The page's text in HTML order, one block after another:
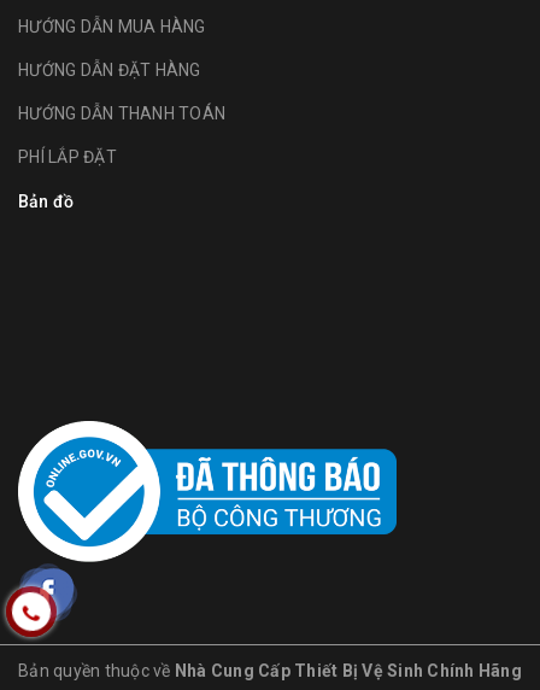
HƯỚNG DẪN MUA HÀNG
HƯỚNG DẪN ĐẶT HÀNG
HƯỚNG DẪN THANH TOÁN
PHÍ LẮP ĐẶT
Bản đồ
Bản quyền thuộc về Nhà Cung Cấp Thiết Bị Vệ Sinh Chính Hãng